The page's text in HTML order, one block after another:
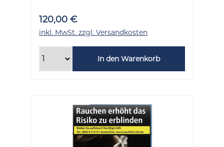
120,00 €
inkl. MwSt. zzgl. Versandkosten
In den Warenkorb